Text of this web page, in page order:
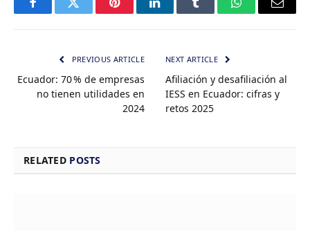
FacebookTwitter PinterestLinkedInTumblr WhatsAppEmail
PREVIOUS ARTICLE
Ecuador: 70 % de empresas
no tienen utilidades en
2024
NEXT ARTICLE
Afiliación y desafiliación al
IESS en Ecuador: cifras y
retos 2025
RELATED POSTS